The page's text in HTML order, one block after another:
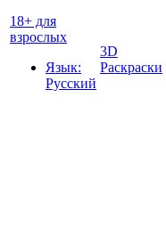
18+ для
взрослых
Язык:
Русский
3D
Раскраски